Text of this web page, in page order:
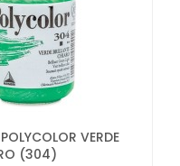
VERDE
(304)